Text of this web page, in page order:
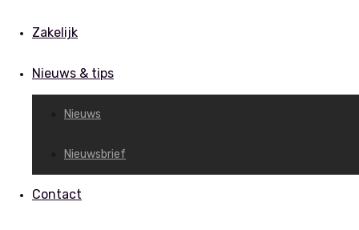
Zakelijk
Nieuws & tips
Nieuws
Nieuwsbrief
Contact